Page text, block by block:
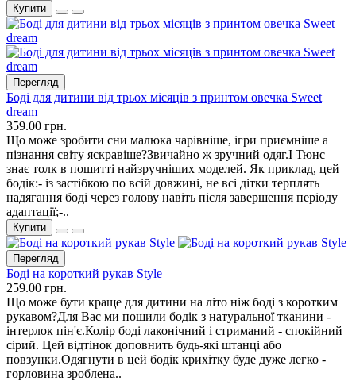
Купити
Перегляд
Боді для дитини від трьох місяців з принтом овечка Sweet
dream
359.00 грн.
Що може зробити сни малюка чарівніше, ігри приємніше а
пізнання світу яскравіше?Звичайно ж зручний одяг.І Тюнс
знає толк в пошитті найзручніших моделей. Як приклад, цей
бодік:- із застібкою по всій довжині, не всі дітки терплять
надягання боді через голову навіть після завершення періоду
адаптації;-..
Купити
Перегляд
Боді на короткий рукав Style
259.00 грн.
Що може бути краще для дитини на літо ніж боді з коротким
рукавом?Для Вас ми пошили бодік з натуральної тканини -
інтерлок пін'є.Колір боді лаконічний і стриманий - спокійний
сірий. Цей відтінок доповнить будь-які штанці або
повзунки.Одягнути в цей бодік крихітку буде дуже легко -
горловина зроблена..